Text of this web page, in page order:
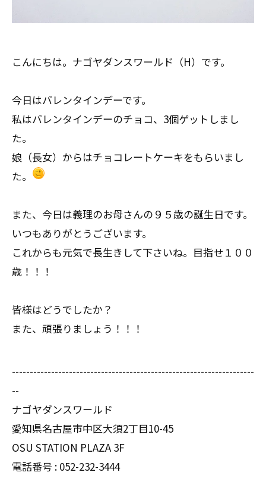
こんにちは。ナゴヤダンスワールド（H）です。
今日はバレンタインデーです。
私はバレンタインデーのチョコ、3個ゲットしまし
た。
娘（長女）からはチョコレートケーキをもらいまし
た。
また、今日は義理のお母さんの９５歳の誕生日です。
いつもありがとうございます。
これからも元気で長生きして下さいね。目指せ１００
歳！！！
皆様はどうでしたか？
また、頑張りましょう！！！
--------------------------------------------------------------------
--
ナゴヤダンスワールド
愛知県名古屋市中区大須2丁目10-45
OSU STATION PLAZA 3F
電話番号 : 052-232-3444